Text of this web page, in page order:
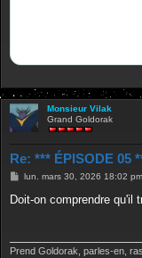
Monsieur Vilak
Grand Goldorak
Re: *** ÉPISODE 05
M
s
lun. mars 30, 2026 18:02 pm
Doit-on comprendre qu'il
Prend Goldorak, parles-en,